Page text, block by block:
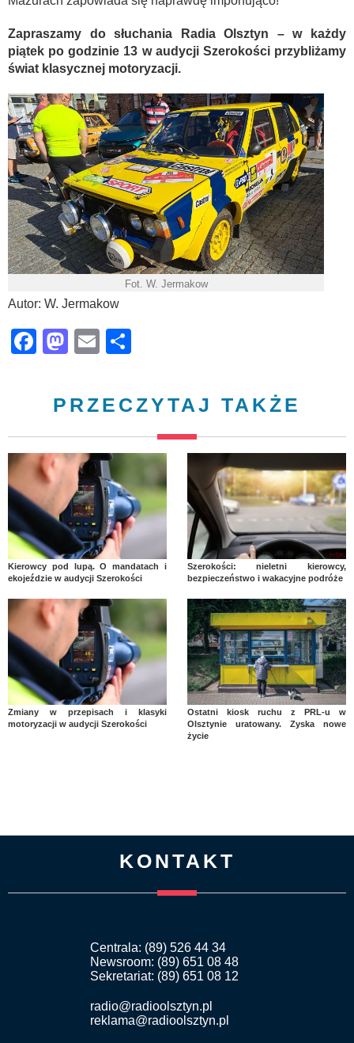
Zapraszamy do słuchania Radia Olsztyn – w każdy
piątek po godzinie 13 w audycji Szerokości przybliżamy
świat klasycznej motoryzacji.
Fot. W. Jermakow
Autor: W. Jermakow
Facebook
Mastodon
Email
PRZECZYTAJ TAKŻE
Kierowcy pod lupą. O mandatach i
ekojeździe w audycji Szerokości
Szerokości: nieletni kierowcy,
bezpieczeństwo i wakacyjne podróże
Zmiany w przepisach i klasyki
motoryzacji w audycji Szerokości
Ostatni kiosk ruchu z PRL-u w
Olsztynie uratowany. Zyska nowe
życie
KONTAKT
Centrala: (89) 526 44 34
Newsroom: (89) 651 08 48
Sekretariat: (89) 651 08 12
radio@radioolsztyn.pl
reklama@radioolsztyn.pl